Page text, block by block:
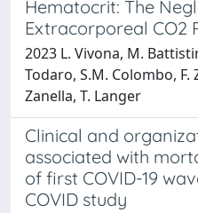
Hematocrit: The
Extracorporeal CO2
2023 L. Vivona, M.
Todaro, S.M. Colombo, F.
Zanella, T. Langer
Clinical and
associated with
of first COVID-19
COVID study